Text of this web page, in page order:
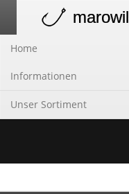
navigation
marowil
Home
Informationen
Unser Sortiment